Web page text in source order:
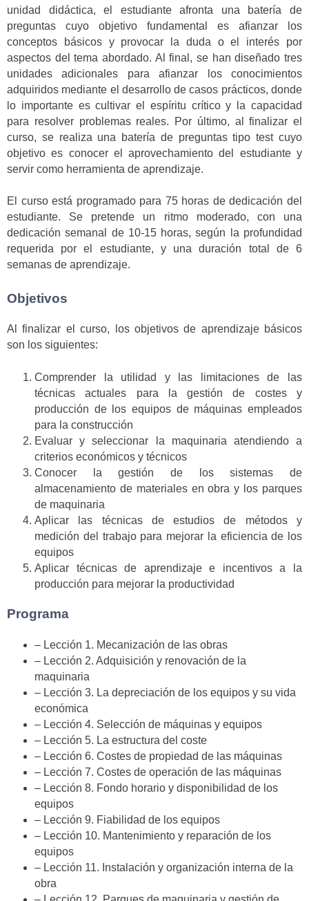
unidad didáctica, el estudiante afronta una batería de
preguntas cuyo objetivo fundamental es afianzar los
conceptos básicos y provocar la duda o el interés por
aspectos del tema abordado. Al final, se han diseñado tres
unidades adicionales para afianzar los conocimientos
adquiridos mediante el desarrollo de casos prácticos, donde
lo importante es cultivar el espíritu crítico y la capacidad
para resolver problemas reales. Por último, al finalizar el
curso, se realiza una batería de preguntas tipo test cuyo
objetivo es conocer el aprovechamiento del estudiante y
servir como herramienta de aprendizaje.
El curso está programado para 75 horas de dedicación del
estudiante. Se pretende un ritmo moderado, con una
dedicación semanal de 10-15 horas, según la profundidad
requerida por el estudiante, y una duración total de 6
semanas de aprendizaje.
Objetivos
Al finalizar el curso, los objetivos de aprendizaje básicos
son los siguientes:
Comprender la utilidad y las limitaciones de las
técnicas actuales para la gestión de costes y
producción de los equipos de máquinas empleados
para la construcción
Evaluar y seleccionar la maquinaria atendiendo a
criterios económicos y técnicos
Conocer la gestión de los sistemas de
almacenamiento de materiales en obra y los parques
de maquinaria
Aplicar las técnicas de estudios de métodos y
medición del trabajo para mejorar la eficiencia de los
equipos
Aplicar técnicas de aprendizaje e incentivos a la
producción para mejorar la productividad
Programa
– Lección 1. Mecanización de las obras
– Lección 2. Adquisición y renovación de la
maquinaria
– Lección 3. La depreciación de los equipos y su vida
económica
– Lección 4. Selección de máquinas y equipos
– Lección 5. La estructura del coste
– Lección 6. Costes de propiedad de las máquinas
– Lección 7. Costes de operación de las máquinas
– Lección 8. Fondo horario y disponibilidad de los
equipos
– Lección 9. Fiabilidad de los equipos
– Lección 10. Mantenimiento y reparación de los
equipos
– Lección 11. Instalación y organización interna de la
obra